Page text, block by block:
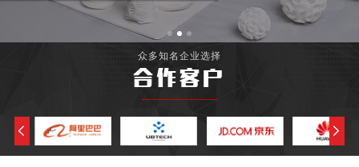
众多知名企业选择
合作客户